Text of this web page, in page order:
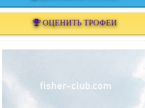
ОЦЕНИТЬ ТРОФЕИ